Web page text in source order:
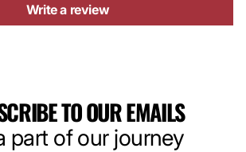
Write a review
TO OUR EMAILS
part of our journey